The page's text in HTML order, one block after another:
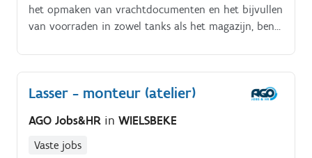
het opmaken van vrachtdocumenten en het bijvullen
van voorraden in zowel tanks als het magazijn, ben
staat paraat om collega's te ondersteunen waar
nodig en neemt hun taken over tijdens ziekte of
verlof Het naleven van veiligheidsvoorschriften is
jou prioriteiten, zowel in het magazijn als in de
klaarzetzone, waar een gestructureerde aanpak
Lasser - monteur (atelier)
AGO Jobs&HR in WIELSBEKE
Vaste jobs